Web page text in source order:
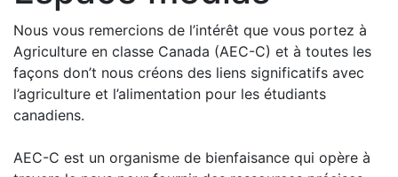
Nous vous remercions de l’intérêt que vous portez à
Agriculture en classe Canada (AEC-C) et à toutes les
façons don’t nous créons des liens significatifs avec
l’agriculture et l’alimentation pour les étudiants
canadiens.
AEC-C est un organisme de bienfaisance qui opère à